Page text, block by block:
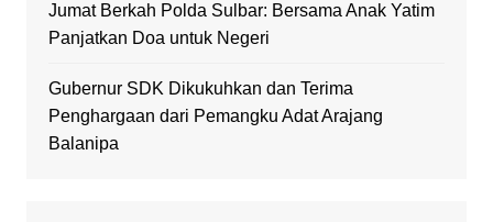
Jumat Berkah Polda Sulbar: Bersama Anak Yatim
Panjatkan Doa untuk Negeri
Gubernur SDK Dikukuhkan dan Terima
Penghargaan dari Pemangku Adat Arajang
Balanipa